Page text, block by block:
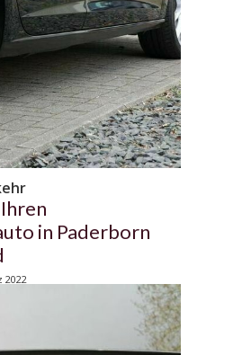
in Paderborn
2022